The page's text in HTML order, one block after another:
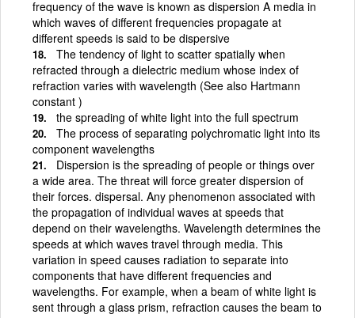
frequency of the wave is known as dispersion A media in
which waves of different frequencies propagate at
different speeds is said to be dispersive
The tendency of light to scatter spatially when
refracted through a dielectric medium whose index of
refraction varies with wavelength (See also Hartmann
constant )
the spreading of white light into the full spectrum
The process of separating polychromatic light into its
component wavelengths
Dispersion is the spreading of people or things over
a wide area. The threat will force greater dispersion of
their forces. dispersal. Any phenomenon associated with
the propagation of individual waves at speeds that
depend on their wavelengths. Wavelength determines the
speeds at which waves travel through media. This
variation in speed causes radiation to separate into
components that have different frequencies and
wavelengths. For example, when a beam of white light is
sent through a glass prism, refraction causes the beam to